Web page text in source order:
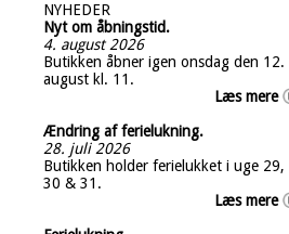
NYHEDER
Nyt om åbningstid.
4. august 2026
Butikken åbner igen onsdag den 12.
august kl. 11.
Læs mere
Ændring af ferielukning.
28. juli 2026
Butikken holder ferielukket i uge 29,
30 & 31.
Læs mere